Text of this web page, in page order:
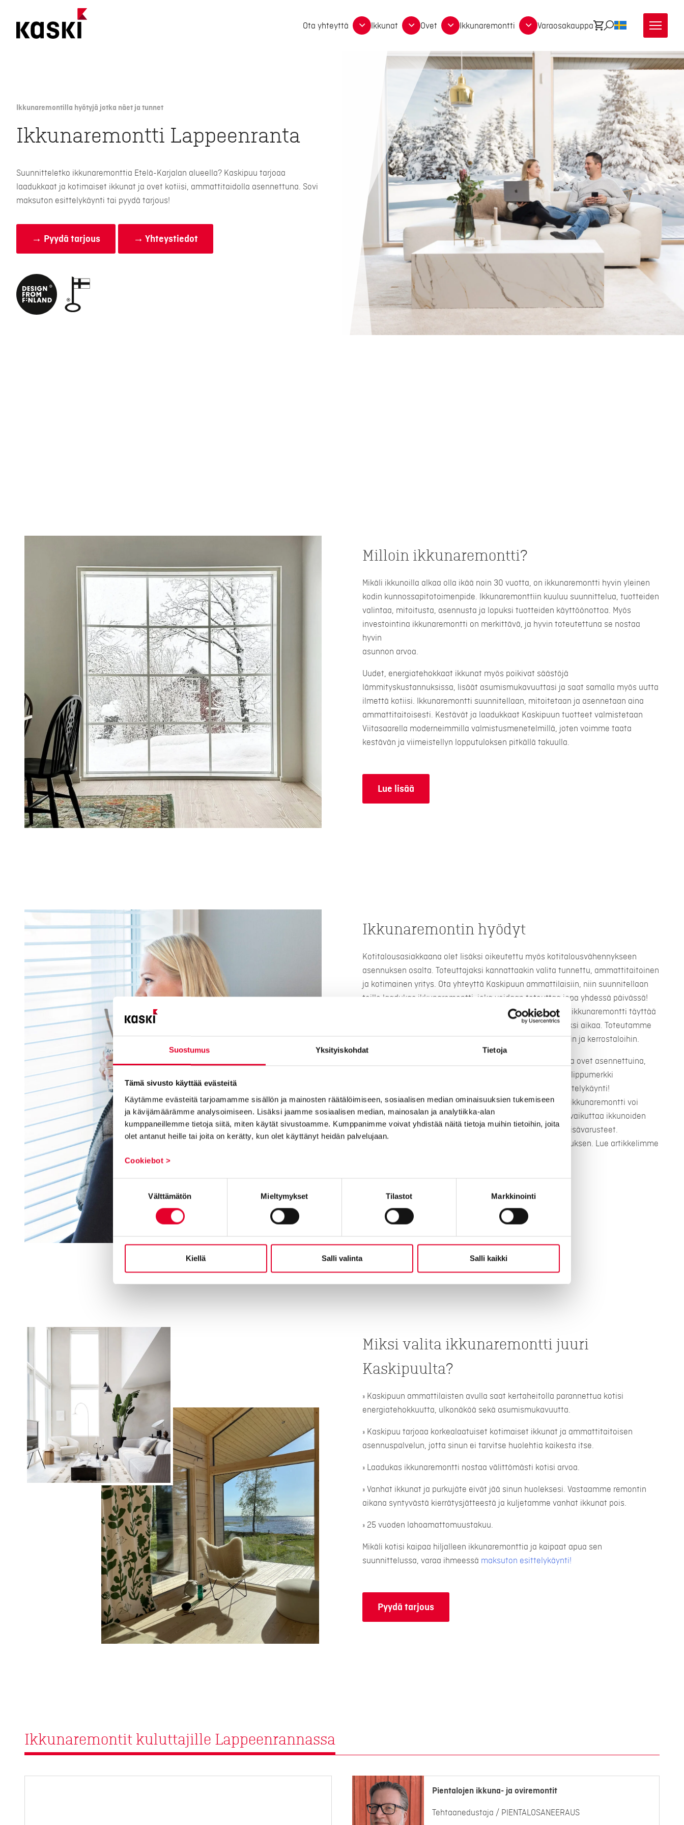
Suostumus Yksityiskohdat Tietoja
Tämä sivusto käyttää evästeitä
Käytämme evästeitä tarjoamamme sisällön ja mainosten räätälöimiseen, sosiaalisen median ominaisuuksien tukemiseen
ja kävijämäärämme analysoimiseen. Lisäksi jaamme sosiaalisen median, mainosalan ja analytiikka-alan
kumppaneillemme tietoja siitä, miten käytät sivustoamme. Kumppanimme voivat yhdistää näitä tietoja muihin tietoihin, joita
olet antanut heille tai joita on kerätty, kun olet käyttänyt heidän palvelujaan.
Cookiebot >
Välttämätön Mieltymykset Tilastot Markkinointi
Kiellä Salli valinta Salli kaikki
Ota yhteyttä Ikkunat Ovet Ikkunaremontti Varaosakauppa
Ostoskori
EtsiSV
Ikkunaremontilla hyötyjä jotka näet ja tunnet
Ikkunaremontti Lappeenranta
Suunnitteletko ikkunaremonttia Etelä-Karjalan alueella? Kaskipuu tarjoaa
laadukkaat ja kotimaiset ikkunat ja ovet kotiisi, ammattitaidolla asennettuna. Sovi
maksuton esittelykäynti tai pyydä tarjous!
→ Pyydä tarjous → Yhteystiedot
Milloin ikkunaremontti?
Mikäli ikkunoilla alkaa olla ikää noin 30 vuotta, on ikkunaremontti hyvin yleinen
kodin kunnossapitotoimenpide. Ikkunaremonttiin kuuluu suunnittelua, tuotteiden
valintaa, mitoitusta, asennusta ja lopuksi tuotteiden käyttöönottoa. Myös
investointina ikkunaremontti on merkittävä, ja hyvin toteutettuna se nostaa
hyvin
asunnon arvoa.
Uudet, energiatehokkaat ikkunat myös poikivat säästöjä
lämmityskustannuksissa, lisäät asumismukavuuttasi ja saat samalla myös uutta
ilmettä kotiisi. Ikkunaremontti suunnitellaan, mitoitetaan ja asennetaan aina
ammattitaitoisesti. Kestävät ja laadukkaat Kaskipuun tuotteet valmistetaan
Viitasaarella moderneimmilla valmistusmenetelmillä, joten voimme taata
kestävän ja viimeistellyn lopputuloksen pitkällä takuulla.
Lue lisää
Ikkunaremontin hyödyt
Kotitalousasiakkaana olet lisäksi oikeutettu myös kotitalousvähennykseen
asennuksen osalta. Toteuttajaksi kannattaakin valita tunnettu, ammattitaitoinen
ja kotimainen yritys. Ota yhteyttä Kaskipuun ammattilaisiin, niin suunnitellaan
teille laadukas ikkunaremontti, joka voidaan toteuttaa jopa yhdessä päivässä!
Huolellisesti suunniteltu ja hyvin asennettu ja toteutettu ikkunaremontti täyttää
odotuksesi ja saat olla tyytyväinen lopputulokseen pitkäksi aikaa. Toteutamme
ikkunaremontin myös rivi- ja paritaloihin sekä taloyhtiöihin ja kerrostaloihin.
Kaskipuulta saat suomalaiset, elämää kestävät ikkunat ja ovet asennettuina,
myös rahoituksella! Ikkunoilla ja ulko-ovillamme on avainlippumerkki
tunnustuksena kotimaisesta työstä. Varaa maksuton esittelykäynti!
Minkä hintainen on ikkunaremontti? Karkeasti arvioituna ikkunaremontti voi
maksaa 8000 – 20 000 euroon. Ikkunaremontin hintaan vaikuttaa ikkunoiden
määrän lisäksi niiden koko, niihin valitut lasitukset sekä lisävarusteet.
Tutustumme ensin kohteeseesi ja annamme tarkan tarjouksen. Lue artikkelimme
Miksi valita ikkunaremontti juuri
Kaskipuulta?
» Kaskipuun ammattilaisten avulla saat kertaheitolla parannettua kotisi
energiatehokkuutta, ulkonäköä sekä asumismukavuutta.
» Kaskipuu tarjoaa korkealaatuiset kotimaiset ikkunat ja ammattitaitoisen
asennuspalvelun, jotta sinun ei tarvitse huolehtia kaikesta itse.
» Laadukas ikkunaremontti nostaa välittömästi kotisi arvoa.
» Vanhat ikkunat ja purkujäte eivät jää sinun huoleksesi. Vastaamme remontin
aikana syntyvästä kierrätysjätteestä ja kuljetamme vanhat ikkunat pois.
» 25 vuoden lahoamattomuustakuu.
Mikäli kotisi kaipaa hiljalleen ikkunaremonttia ja kaipaat apua sen
suunnittelussa, varaa ihmeessä maksuton esittelykäynti!
Pyydä tarjous
Ikkunaremontit kuluttajille Lappeenrannassa
Pientalojen ikkuna- ja oviremontit
Tehtaanedustaja / PIENTALOSANEERAUS